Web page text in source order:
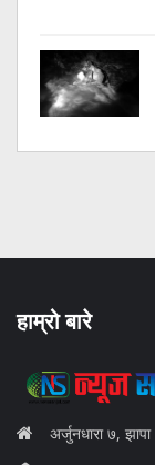
हाम्रो बारे
अर्जुनधारा ७, झापा